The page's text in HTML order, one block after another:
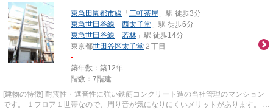
東急田園都市線 「三軒茶屋 」駅 徒歩3分
東急世田谷線 「西太子堂 」駅 徒歩6分
東急世田谷線 「若林 」駅 徒歩14分
東京都世田谷区太子堂 ２丁目
-
築年数：築12年
階数：7階建
[建物の特徴] 耐震性・遮音性に強い鉄筋コンクリート造の当社管理のマンション
です。 １フロア１世帯なので、周り音が気になりにくいメリットがあります。 広